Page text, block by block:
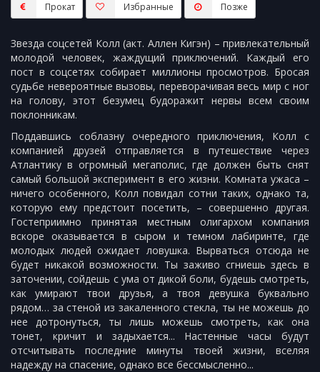
Прокат Избранные Пoзжe
Звезда соцсетей Колл (акт. Аллен Кигэн) – привлекательный
молодой человек, жаждущий приключений. Каждый его
пост в соцсетях собирает миллионы просмотров. Бросая
судьбе невероятные вызовы, переворачивая весь мир с ног
на голову, этот безумец будоражит нервы всем своим
поклонникам.
Поддавшись соблазну очередного приключения, Колл с
компанией друзей отправляется в путешествие через
Атлантику в огромный мегаполис, где должен быть снят
самый большой эксперимент в его жизни. Комната ужаса –
ничего особенного, Колл повидал сотни таких, однако та,
которую ему предстоит посетить, – совершенно другая.
Гостеприимно принятая местным олигархом компания
вскоре оказывается в сыром и темном лабиринте, где
молодых людей ожидает ловушка. Вырваться отсюда не
будет никакой возможности. Ты заживо сгниешь здесь в
заточении, сойдешь с ума от дикой боли, будешь смотреть,
как умирают твои друзья, а твоя девушка буквально
рядом… за стеной из закаленного стекла, ты не можешь до
нее дотронуться, ты лишь можешь смотреть, как она
тонет, кричит и задыхается... Настенные часы будут
отсчитывать последние минуты твоей жизни, вселяя
надежду на спасение, однако все бессмысленно...